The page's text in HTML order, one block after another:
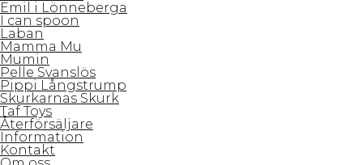
Emil i Lönneberga
I can spoon
Laban
Mamma Mu
Mumin
Pelle Svanslös
Pippi Långstrump
Skurkarnas Skurk
Taf Toys
Återförsäljare
Information
Kontakt